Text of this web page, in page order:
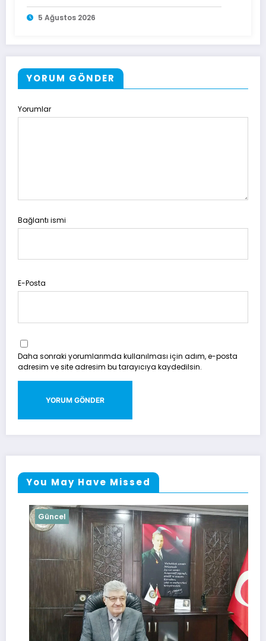
5 Ağustos 2026
YORUM GÖNDER
Yorumlar
Bağlantı ismi
E-Posta
Daha sonraki yorumlarımda kullanılması için adım, e-posta
adresim ve site adresim bu tarayıcıya kaydedilsin.
You May Have Missed
Güncel